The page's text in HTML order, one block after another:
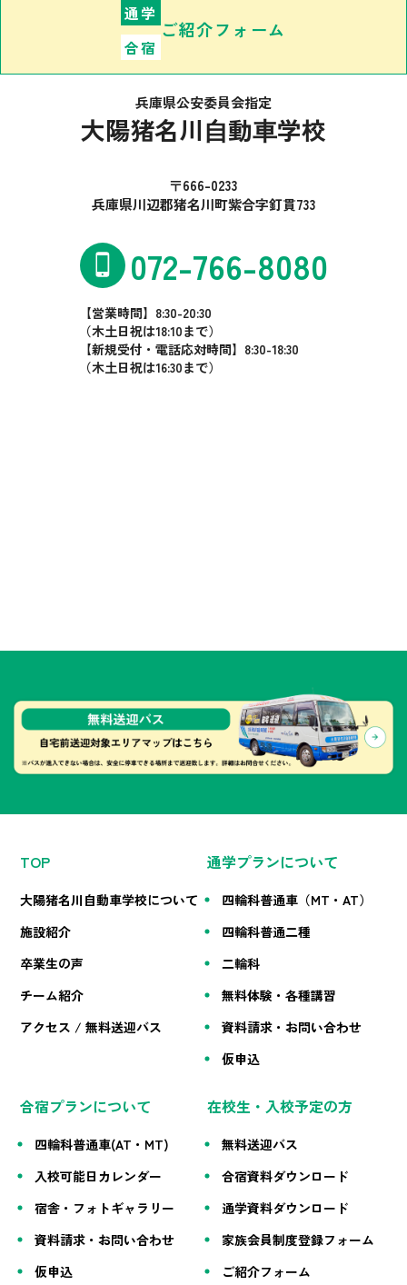
通学
合宿
ご紹介フォーム
兵庫県公安委員会指定
大陽猪名川⾃動⾞学校
〒666-0233
兵庫県川辺郡猪名川町紫合字釘貫733
072-766-8080
【営業時間】8:30-20:30
（木土日祝は18:10まで）
【新規受付・電話応対時間】8:30-18:30
（木土日祝は16:30まで）
TOP
大陽猪名川自動車学校について
施設紹介
卒業生の声
チーム紹介
アクセス / 無料送迎バス
通学プランについて
四輪科普通車（MT・AT）
四輪科普通二種
二輪科
無料体験・各種講習
資料請求・お問い合わせ
仮申込
合宿プランについて
四輪科普通車(AT・MT)
入校可能日カレンダー
宿舎・フォトギャラリー
資料請求・お問い合わせ
仮申込
在校生・入校予定の方
無料送迎バス
合宿資料ダウンロード
通学資料ダウンロード
家族会員制度登録フォーム
ご紹介フォーム